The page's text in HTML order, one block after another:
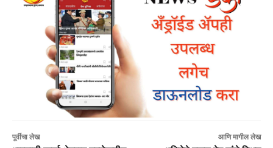
पूर्वीचा लेख आणि मागील लेख